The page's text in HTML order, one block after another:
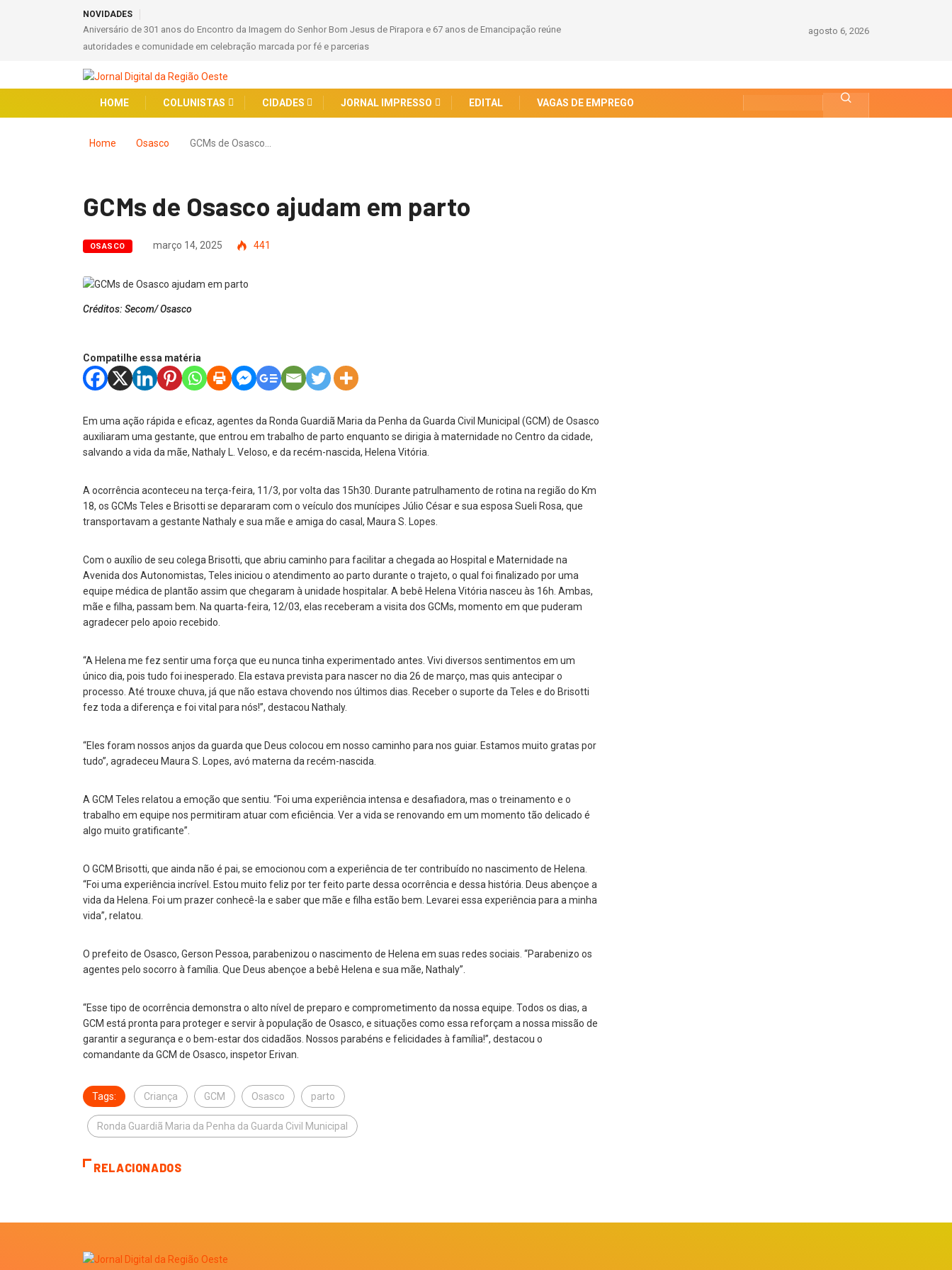
NOVIDADES
Aniversário de 301 anos do Encontro da Imagem do Senhor Bom Jesus de Pirapora e 67 anos de Emancipação reúne
autoridades e comunidade em celebração marcada por fé e parcerias
agosto 6, 2026
HOME COLUNISTAS CIDADES JORNAL IMPRESSO EDITAL VAGAS DE EMPREGO
Home Osasco GCMs de Osasco…
GCMs de Osasco ajudam em parto
OSASCO março 14, 2025 441
Créditos: Secom/ Osasco
Compatilhe essa matéria
Em uma ação rápida e eficaz, agentes da Ronda Guardiã Maria da Penha da Guarda Civil Municipal (GCM) de Osasco
auxiliaram uma gestante, que entrou em trabalho de parto enquanto se dirigia à maternidade no Centro da cidade,
salvando a vida da mãe, Nathaly L. Veloso, e da recém-nascida, Helena Vitória.
A ocorrência aconteceu na terça-feira, 11/3, por volta das 15h30. Durante patrulhamento de rotina na região do Km
18, os GCMs Teles e Brisotti se depararam com o veículo dos munícipes Júlio César e sua esposa Sueli Rosa, que
transportavam a gestante Nathaly e sua mãe e amiga do casal, Maura S. Lopes.
Com o auxílio de seu colega Brisotti, que abriu caminho para facilitar a chegada ao Hospital e Maternidade na
Avenida dos Autonomistas, Teles iniciou o atendimento ao parto durante o trajeto, o qual foi finalizado por uma
equipe médica de plantão assim que chegaram à unidade hospitalar. A bebê Helena Vitória nasceu às 16h. Ambas,
mãe e filha, passam bem. Na quarta-feira, 12/03, elas receberam a visita dos GCMs, momento em que puderam
agradecer pelo apoio recebido.
“A Helena me fez sentir uma força que eu nunca tinha experimentado antes. Vivi diversos sentimentos em um
único dia, pois tudo foi inesperado. Ela estava prevista para nascer no dia 26 de março, mas quis antecipar o
processo. Até trouxe chuva, já que não estava chovendo nos últimos dias. Receber o suporte da Teles e do Brisotti
fez toda a diferença e foi vital para nós!”, destacou Nathaly.
“Eles foram nossos anjos da guarda que Deus colocou em nosso caminho para nos guiar. Estamos muito gratas por
tudo”, agradeceu Maura S. Lopes, avó materna da recém-nascida.
A GCM Teles relatou a emoção que sentiu. “Foi uma experiência intensa e desafiadora, mas o treinamento e o
trabalho em equipe nos permitiram atuar com eficiência. Ver a vida se renovando em um momento tão delicado é
algo muito gratificante”.
O GCM Brisotti, que ainda não é pai, se emocionou com a experiência de ter contribuído no nascimento de Helena.
“Foi uma experiência incrível. Estou muito feliz por ter feito parte dessa ocorrência e dessa história. Deus abençoe a
vida da Helena. Foi um prazer conhecê-la e saber que mãe e filha estão bem. Levarei essa experiência para a minha
vida”, relatou.
O prefeito de Osasco, Gerson Pessoa, parabenizou o nascimento de Helena em suas redes sociais. “Parabenizo os
agentes pelo socorro à família. Que Deus abençoe a bebê Helena e sua mãe, Nathaly”.
“Esse tipo de ocorrência demonstra o alto nível de preparo e comprometimento da nossa equipe. Todos os dias, a
GCM está pronta para proteger e servir à população de Osasco, e situações como essa reforçam a nossa missão de
garantir a segurança e o bem-estar dos cidadãos. Nossos parabéns e felicidades à família!”, destacou o
comandante da GCM de Osasco, inspetor Erivan.
Tags: Criança GCM Osasco parto
Ronda Guardiã Maria da Penha da Guarda Civil Municipal
RELACIONADOS